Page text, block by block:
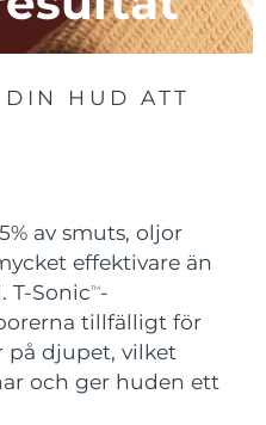
HUD ATT
av smuts, oljor
effektivare än
T-SonicTM-
tillfälligt för
på djupet, vilket
och ger huden ett
Förväntad leverans8/10/26
Förväntad leverans 8/11/26
Förväntad leverans
Förväntad leverans 8/8/26
Förväntad leverans 8/8/26